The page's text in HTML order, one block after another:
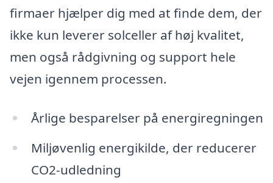
firmaer hjælper dig med at finde dem, der
ikke kun leverer solceller af høj kvalitet,
men også rådgivning og support hele
vejen igennem processen.
Årlige besparelser på energiregningen
Miljøvenlig energikilde, der reducerer
CO2-udledning